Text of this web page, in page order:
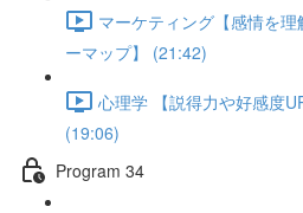
マーケティング【感情を
ーマップ】 (21:42)
心理学 【説得力や好感度
(19:06)
Program 34